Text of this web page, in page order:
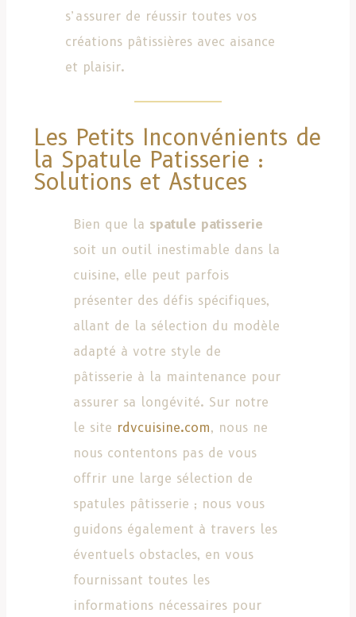
s’assurer de réussir toutes vos
créations pâtissières avec aisance
et plaisir.
Les Petits Inconvénients de
la Spatule Patisserie :
Solutions et Astuces
Bien que la spatule patisserie
soit un outil inestimable dans la
cuisine, elle peut parfois
présenter des défis spécifiques,
allant de la sélection du modèle
adapté à votre style de
pâtisserie à la maintenance pour
assurer sa longévité. Sur notre
le site rdvcuisine.com, nous ne
nous contentons pas de vous
offrir une large sélection de
spatules pâtisserie ; nous vous
guidons également à travers les
éventuels obstacles, en vous
fournissant toutes les
informations nécessaires pour